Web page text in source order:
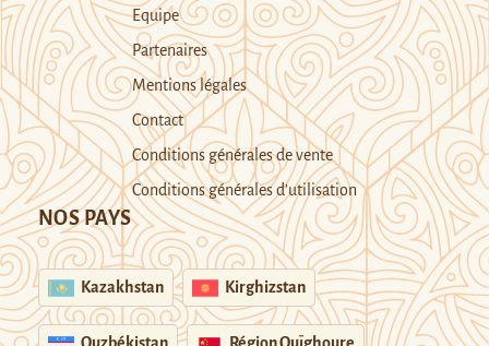
Equipe
Partenaires
Mentions légales
Contact
Conditions générales de vente
Conditions générales d’utilisation
NOS PAYS
Kazakhstan Kirghizstan